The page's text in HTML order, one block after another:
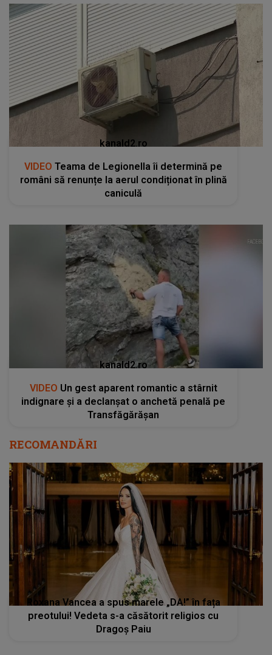
kanald2.ro
VIDEO Teama de Legionella îi determină pe
români să renunțe la aerul condiționat în plină
caniculă
kanald2.ro
VIDEO Un gest aparent romantic a stârnit
indignare și a declanșat o anchetă penală pe
Transfăgărășan
RECOMANDĂRI
Roxana Vancea a spus marele „DA!” în fața
preotului! Vedeta s-a căsătorit religios cu
Dragoș Paiu